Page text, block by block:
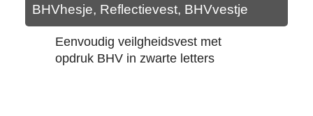
BHVhesje, Reflectievest, BHVvestje
Eenvoudig veilgheidsvest met
opdruk BHV in zwarte letters